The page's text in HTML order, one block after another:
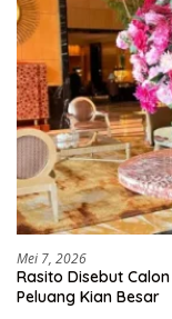
Mei 7, 2026
Rasito Disebut
Peluang Kian Besar